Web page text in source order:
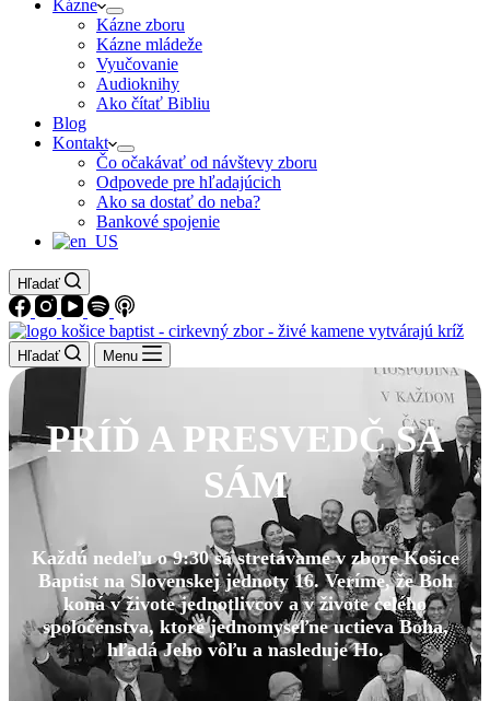
Kázne
Kázne zboru
Kázne mládeže
Vyučovanie
Audioknihy
Ako čítať Bibliu
Blog
Kontakt
Čo očakávať od návštevy zboru
Odpovede pre hľadajúcich
Ako sa dostať do neba?
Bankové spojenie
Hľadať
Hľadať Menu
PRÍĎ A PRESVEDČ SA
SÁM
Každú nedeľu o 9:30 sa stretávame v zbore Košice
Baptist na Slovenskej jednoty 16. Veríme, že Boh
koná v živote jednotlivcov a v živote celého
spoločenstva, ktoré jednomyseľne uctieva Boha,
hľadá Jeho vôľu a nasleduje Ho.